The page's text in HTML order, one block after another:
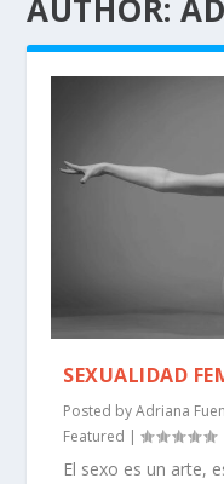
AUTHOR:
SEXUALIDAD
Posted byAdriana
Featured |
El sexo es un arte,